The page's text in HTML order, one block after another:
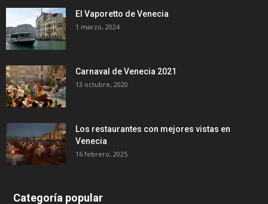
El Vaporetto de Venecia
1 marzo, 2024
Carnaval de Venecia 2021
13 octubre, 2020
Los restaurantes con mejores vistas en
Venecia
16 febrero, 2025
Categoría popular